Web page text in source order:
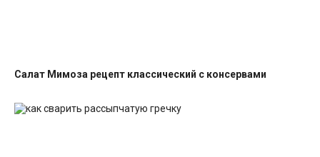
Салат Мимоза рецепт классический с консервами